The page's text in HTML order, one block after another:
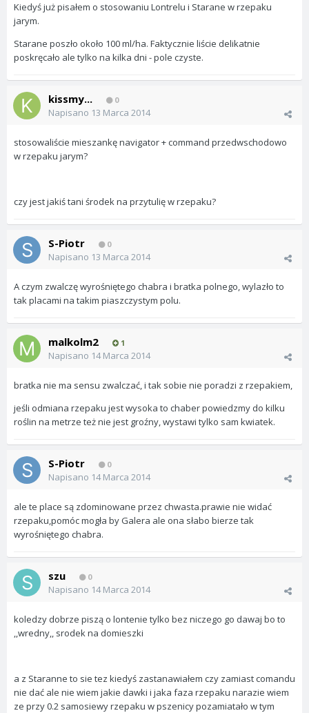
Kiedyś już pisałem o stosowaniu Lontrelu i Starane w rzepaku
jarym.
Starane poszło około 100 ml/ha. Faktycznie liście delikatnie
poskręcało ale tylko na kilka dni - pole czyste.
kissmy... 0
Napisano 13 Marca 2014
stosowaliście mieszankę navigator + command przedwschodowo
w rzepaku jarym?
czy jest jakiś tani środek na przytulię w rzepaku?
S-Piotr 0
Napisano 13 Marca 2014
A czym zwalczę wyrośniętego chabra i bratka polnego, wylazło to
tak placami na takim piaszczystym polu.
malkolm2 1
Napisano 14 Marca 2014
bratka nie ma sensu zwalczać, i tak sobie nie poradzi z rzepakiem,
jeśli odmiana rzepaku jest wysoka to chaber powiedzmy do kilku
roślin na metrze też nie jest groźny, wystawi tylko sam kwiatek.
S-Piotr 0
Napisano 14 Marca 2014
ale te place są zdominowane przez chwasta.prawie nie widać
rzepaku,pomóc mogła by Galera ale ona słabo bierze tak
wyrośniętego chabra.
szu 0
Napisano 14 Marca 2014
koledzy dobrze piszą o lontenie tylko bez niczego go dawaj bo to
,,wredny,, srodek na domieszki
a z Staranne to sie tez kiedyś zastanawiałem czy zamiast comandu
nie dać ale nie wiem jakie dawki i jaka faza rzepaku narazie wiem
ze przy 0.2 samosiewy rzepaku w pszenicy pozamiatało w tym